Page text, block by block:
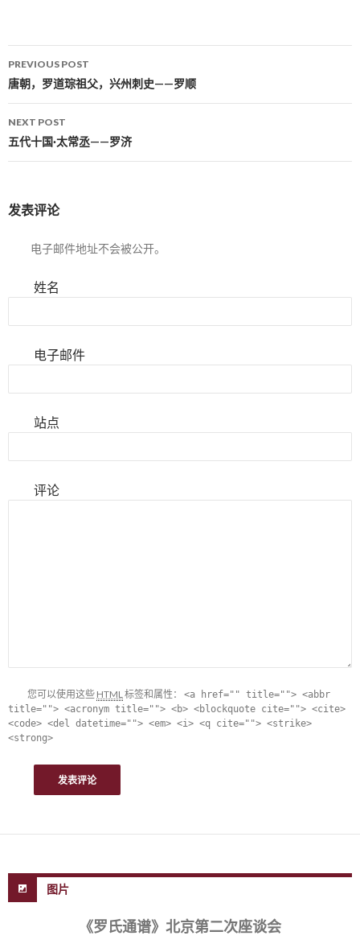
Post navigation
PREVIOUS POST
唐朝，罗道琮祖父，兴州刺史——罗顺
NEXT POST
五代十国·太常丞——罗济
发表评论
电子邮件地址不会被公开。
姓名
电子邮件
站点
评论
您可以使用这些 HTML标签和属性： <a href="" title=""> <abbr
title=""> <acronym title=""> <b> <blockquote cite=""> <cite>
<code> <del datetime=""> <em> <i> <q cite=""> <strike>
<strong>
图片
《罗氏通谱》北京第二次座谈会